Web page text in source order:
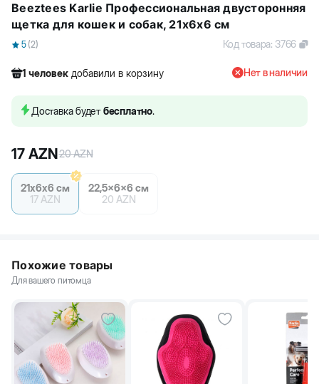
Beeztees Karlie Профессиональная двусторонняя
щетка для кошек и собак, 21x6x6 см
5 (2) Код товара: 3766
1 человек добавили в корзину
10 человек купили товар
Нет в наличии
Доставка будетбесплатно.
17 AZN20AZN
21х6х6 см
17 AZN
22,5x6x6 см
20 AZN
Похожие товары
Для вашего питомца